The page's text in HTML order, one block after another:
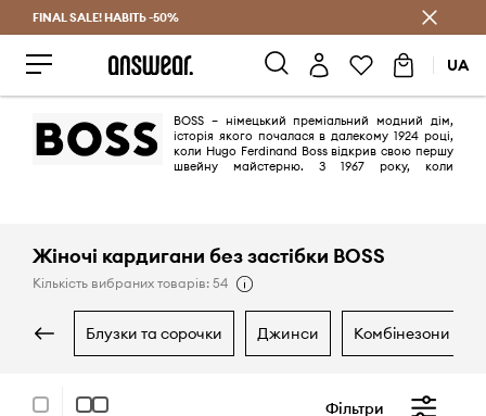
Заощаджуй з Answear Club
FINAL SALE! НАВІТЬ -50%
UA
BOSS – німецький преміальний модний дім,
історія якого почалася в далекому 1924 році,
коли Hugo Ferdinand Boss відкрив свою першу
швейну майстерню. З 1967 року, коли
асортименті ANSWEAR.ua.
Жіночі кардигани без застібки BOSS
Кількість вибраних товарів: 54
блузки та сорочки джинси комбінезони
Фільтри